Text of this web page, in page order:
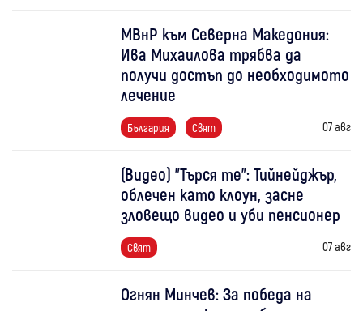
МВнР към Северна Македония:
Ива Михаилова трябва да
получи достъп до необходимото
лечение
България Свят 07 авг
(Видео) "Търся те": Тийнейджър,
облечен като клоун, засне
зловещо видео и уби пенсионер
Свят 07 авг
Огнян Минчев: За победа на